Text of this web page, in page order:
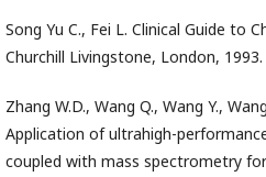
Song Yu C., Fei L. Clinical Guide to
Churchill Livingstone, London, 1993.
Zhang W.D., Wang Q., Wang Y.,
Application of ultrahigh-
coupled with mass spectrometry